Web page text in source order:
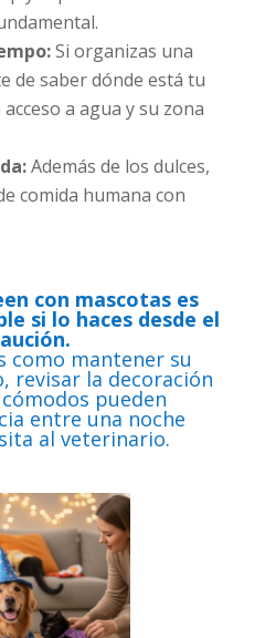
Si organizas una
de saber dónde está tu
a agua y su zona
Además de los dulces,
comida humana con
con mascotas es
si lo haces desde el
como mantener su
revisar la decoración
pueden
entre una noche
al veterinario.